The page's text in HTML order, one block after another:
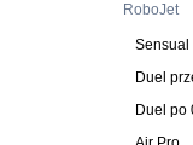
RoboJet
Sensual
Duel
Duel po